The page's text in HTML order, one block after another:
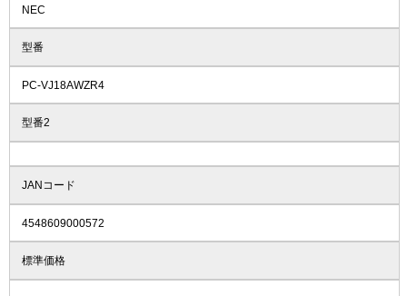
NEC
型番
PC-VJ18AWZR4
型番2
JANコード
4548609000572
標準価格